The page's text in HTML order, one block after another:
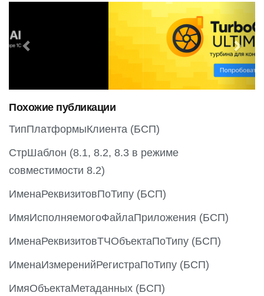
e
o
u
s
e
x
t
Похожие публикации
ТипПлатформыКлиента (БСП)
СтрШаблон (8.1, 8.2, 8.3 в режиме
совместимости 8.2)
ИменаРеквизитовПоТипу (БСП)
ИмяИсполняемогоФайлаПриложения (БСП)
ИменаРеквизитовТЧОбъектаПоТипу (БСП)
ИменаИзмеренийРегистраПоТипу (БСП)
ИмяОбъектаМетаданных (БСП)